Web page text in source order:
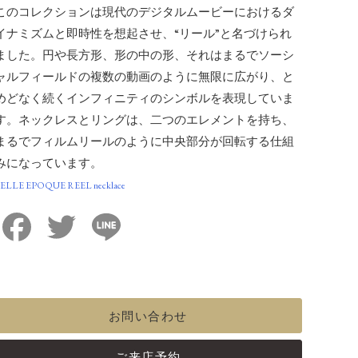
のコレクションは現代のデジタルムービーにおけるダ
ナミズムと即時性を想起させ、“リール”と名づけられ
した。円や長方形、形の中の形、それはまるでソーシ
ルフィールドの複数の動画のように無限に広がり、と
どなく続くインフィニティのシンボルを表現していま
。ネックレスとリングは、二つのエレメントを持ち、
るでフィルムリールのように中央部分が回転する仕組
になっています。
EPOQUE REEL necklace
Facebook Twitter
お問い合わせ